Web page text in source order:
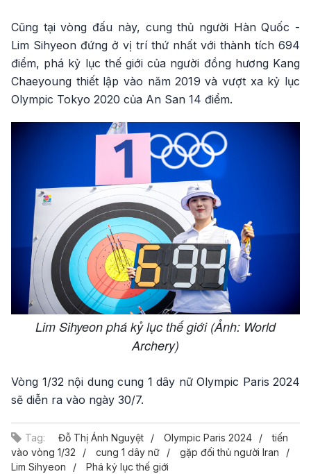
Cũng tại vòng đấu này, cung thủ người Hàn Quốc -
Lim Sihyeon đứng ở vị trí thứ nhất với thành tích 694
điểm, phá kỷ lục thế giới của người đồng hương Kang
Chaeyoung thiết lập vào năm 2019 và vượt xa kỷ lục
Olympic Tokyo 2020 của An San 14 điểm.
Lim Sihyeon phá kỷ lục thế giới (Ảnh: World
Archery)
Vòng 1/32 nội dung cung 1 dây nữ Olympic Paris 2024
sẽ diễn ra vào ngày 30/7.
Tag: Đỗ Thị Ánh Nguyệt Olympic Paris 2024
tiến
vào vòng 1/32
cung 1 dây nữ
gặp đối thủ người Iran
Lim Sihyeon
Phá kỷ lục thế giới